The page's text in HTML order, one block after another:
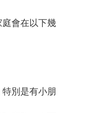
會在以下幾
別是有小朋